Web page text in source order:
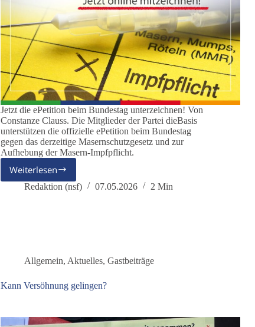
Jetzt die ePetition beim Bundestag unterzeichnen! Von
Constanze Clauss. Die Mitglieder der Partei dieBasis
unterstützen die offizielle ePetition beim Bundestag
gegen das derzeitige Masernschutzgesetz und zur
Aufhebung der Masern-Impfpflicht.
Weiterlesen
ePetition
zur
Masern-
Impfpflicht
Redaktion (nsf) 07.05.2026 2 Min
Allgemein, Aktuelles,Gastbeiträge
Kann Versöhnung gelingen?